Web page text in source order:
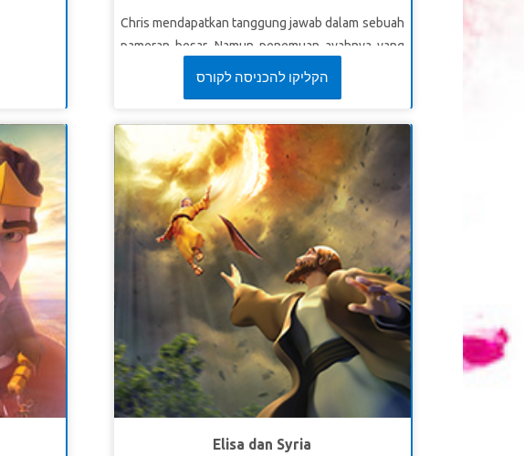
Chris mendapatkan tanggung jawab dalam sebuah
pameran besar. Namun penemuan ayahnya yang
paling penting hilang. Bisakah dia memecahkan
kuno untuk bertemu Raja Salomo. Saksikan
ketegangannya dalam menghadapi dilema yang
membingungkan, wanita manakah yang
merupakan ibu sebenarnya? Temukan cara
Salomo yang mengejutkan dalam mengungkapkan
kebenaran. Anak-anak belajar memahami hikmat
yang sejati berasal dari Tuhan.
*Pastikan untuk menyaksikan terlebih dahulu
video kisah Alkitab untuk modul ini, karena
beberapa bagian tayangan mungkin terlalu intens
untuk anak kecil. Versi singkatnya tidak terlalu
intens.Selain itu juga saksikan terlebih dahulu
Video Sejarah Alkitab dan Video Petunjuk Jalan
.
הקליקו להכניסה לקורס
Elisa dan Syria